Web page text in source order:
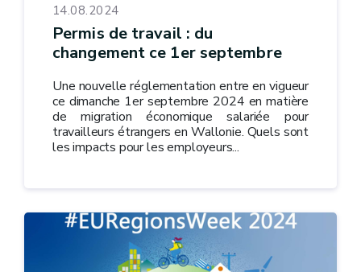
14.08.2024
Permis de travail : du
changement ce 1er septembre
Une nouvelle réglementation entre en vigueur
ce dimanche 1er septembre 2024 en matière
de migration économique salariée pour
travailleurs étrangers en Wallonie. Quels sont
les impacts pour les employeurs...